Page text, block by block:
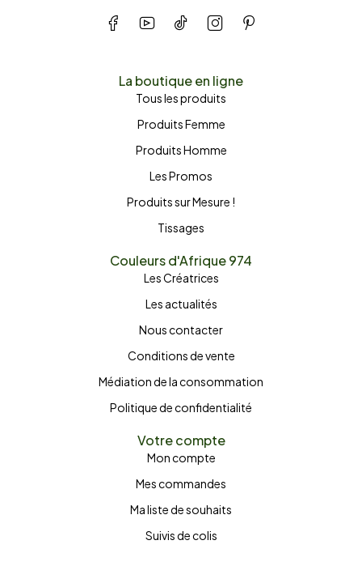
La boutique en ligne
Tous les produits
Produits Femme
Produits Homme
Les Promos
Produits sur Mesure !
Tissages
Couleurs d'Afrique 974
Les Créatrices
Les actualités
Nous contacter
Conditions de vente
Médiation de la consommation
Politique de confidentialité
Votre compte
Mon compte
Mes commandes
Ma liste de souhaits
Suivis de colis